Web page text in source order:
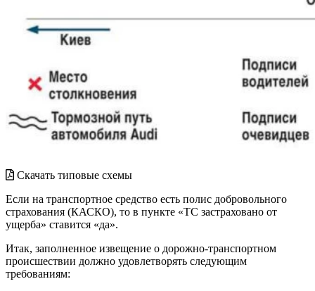
Скачать типовые схемы
Если на транспортное средство есть полис добровольного
страхования (КАСКО), то в пункте «ТС застраховано от
ущерба» ставится «да».
Итак, заполненное извещение о дорожно-транспортном
происшествии должно удовлетворять следующим
требованиям: